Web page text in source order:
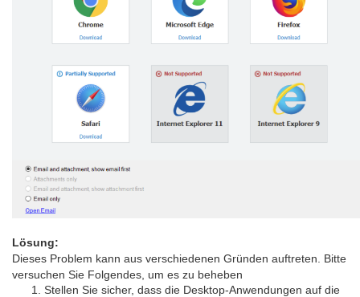
Lösung:
Dieses Problem kann aus verschiedenen Gründen auftreten. Bitte
versuchen Sie Folgendes, um es zu beheben
Stellen Sie sicher, dass die Desktop-Anwendungen auf die